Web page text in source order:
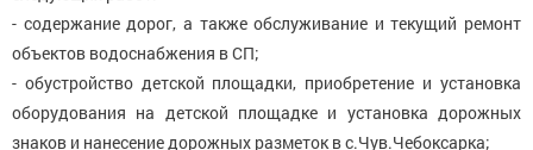
- содержание дорог, а также обслуживание и текущий ремонт
объектов водоснабжения в СП;
- обустройство детской площадки, приобретение и установка
оборудования на детской площадке и установка дорожных
знаков и нанесение дорожных разметок в с.Чув.Чебоксарка;